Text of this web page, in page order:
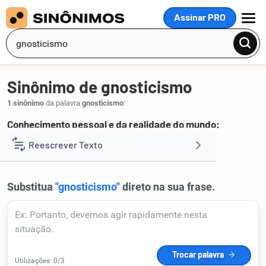
Assinar PRO
MENU
Reescrever Texto
Corrigir Texto
Sinônimo de gnosticismo
1 sinônimo da palavra gnosticismo:
Conhecimento pessoal e da realidade do mundo:
1 gnose.